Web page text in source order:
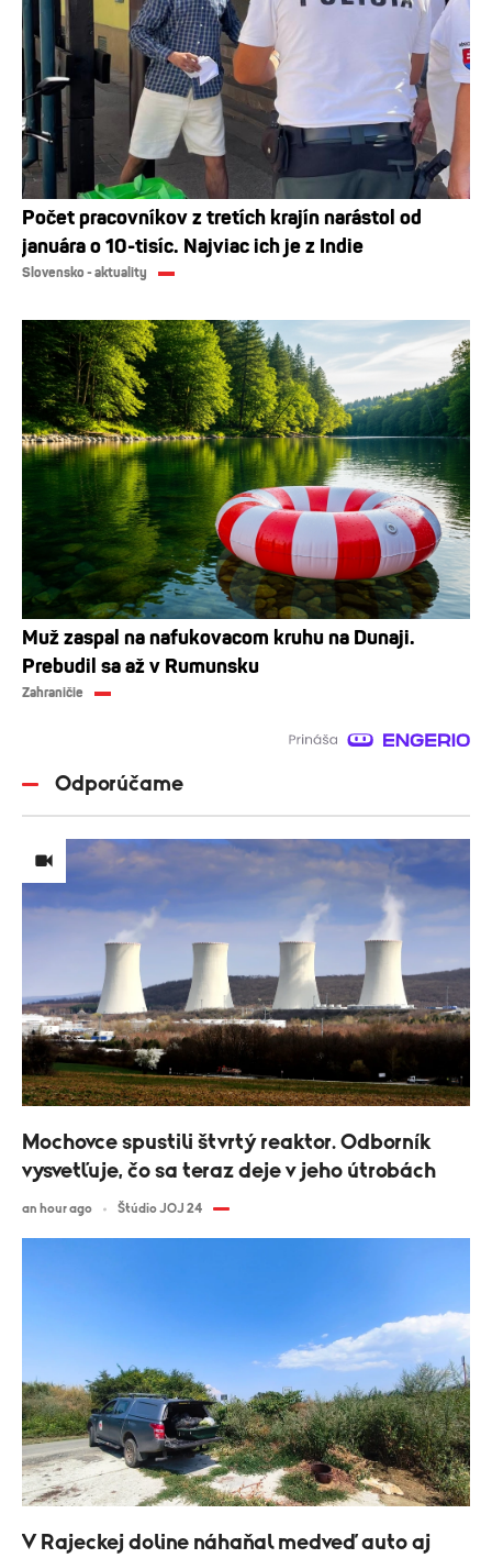
Počet pracovníkov z tretích krajín narástol od
januára o 10-tisíc. Najviac ich je z Indie
Slovensko - aktuality
Muž zaspal na nafukovacom kruhu na Dunaji.
Prebudil sa až v Rumunsku
Zahraničie
Odporúčame
Mochovce spustili štvrtý reaktor. Odborník
vysvetľuje, čo sa teraz deje v jeho útrobách
an hour ago Štúdio JOJ 24
V Rajeckej doline náhaňal medveď auto aj